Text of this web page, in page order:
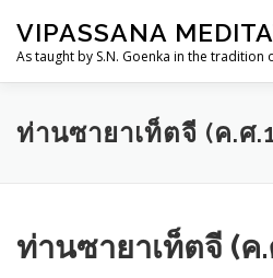
content
VIPASSANA
As taught by S.N. Goenka in the tradition
THAILANDDHAMMA.ORG
ท่านซายาเท็ตจี (ค.ศ
ท่านซายาเท็ตจี (ค